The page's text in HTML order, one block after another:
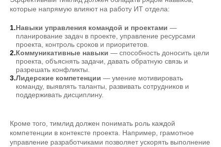
которые напрямую влияют на работу ИТ отдела:
Навыки управления командой и проектами —
планирование задач в проекте, управление ресурсами
проекта, контроль сроков и приоритетов.
Коммуникативные навыки — способность доносить цели
проекта, объяснять задачи, давать обратную связь и
разрешать конфликты.
Лидерские компетенции — умение мотивировать
команду, выявлять таланты, развивать сотрудников и
поддерживать дисциплину.
Кроме того, тимлид должен понимать роль каждой
компетенции в контексте проекта. Например, грамотное
управление разработчиками позволяет ускорять выполнение